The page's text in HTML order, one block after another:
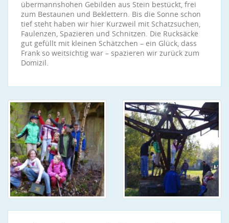
übermannshohen Gebilden aus Stein bestückt, frei
zum Bestaunen und Beklettern. Bis die Sonne schon
tief steht haben wir hier Kurzweil mit Schatzsuchen,
Faulenzen, Spazieren und Schnitzen. Die Rucksäcke
gut gefüllt mit kleinen Schätzchen – ein Glück, dass
Frank so weitsichtig war – spazieren wir zurück zum
Domizil.